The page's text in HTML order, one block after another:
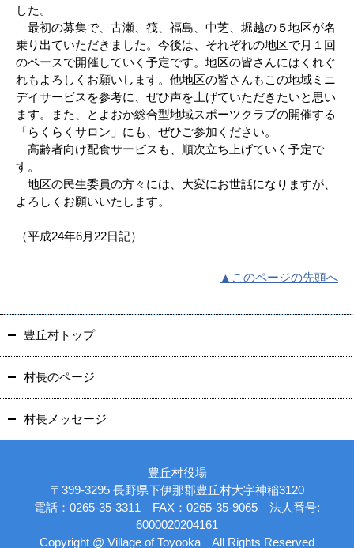
した。
最初の募集で、古瀬、筏、福島、中芝、堀越の５地区が名
乗り出ていただきました。今後は、それぞれの地区で月１回
のペースで開催していく予定です。地区の皆さんにはくれぐ
れもよろしくお願いします。他地区の皆さんもこの地域ミニ
デイサービスを参考に、ぜひ声を上げていただきたいと思い
ます。また、とよおか総合型地域スポーツクラブの開催する
「らくらくサロン」にも、ぜひご参加ください。
高齢者向け配食サービスも、順次立ち上げていく予定で
す。
地区の民生委員の方々には、大変にお世話になりますが、
よろしくお願いいたします。
（平成24年6月22日記）
▲このページの先頭へ
豊丘村トップ
村長のページ
村長メッセージ
豊丘村役場
〒399-3295 長野県下伊那郡豊丘村大字神稲3120
電話：0265-35-3311 FAX：0265-35-9065 法人番号:
6000020204161
Copyright @ Village of Toyooka All Rights Reserved